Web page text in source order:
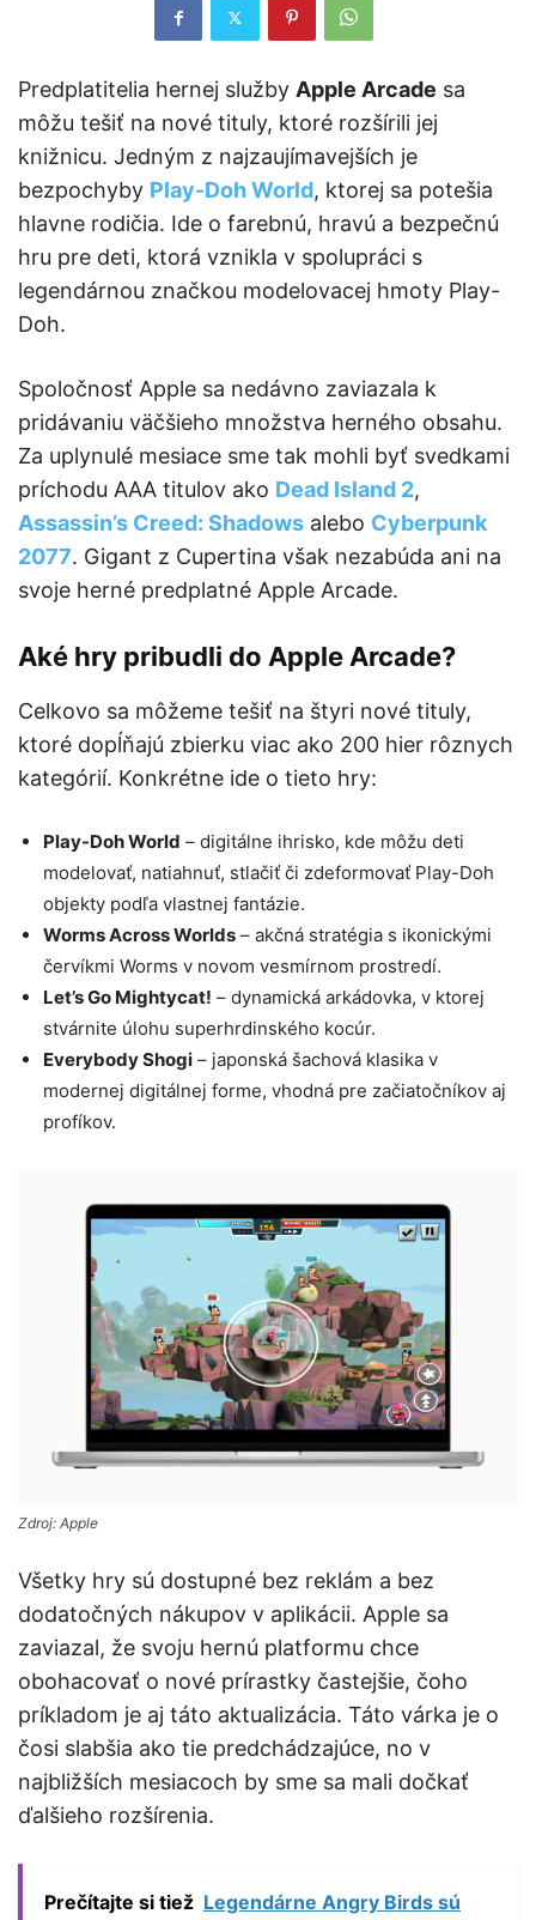
Predplatitelia hernej služby Apple Arcade sa
môžu tešiť na nové tituly, ktoré rozšírili jej
knižnicu. Jedným z najzaujímavejších je
bezpochyby Play-Doh World, ktorej sa potešia
hlavne rodičia. Ide o farebnú, hravú a bezpečnú
hru pre deti, ktorá vznikla v spolupráci s
legendárnou značkou modelovacej hmoty Play-
Doh.
Spoločnosť Apple sa nedávno zaviazala k
pridávaniu väčšieho množstva herného obsahu.
Za uplynulé mesiace sme tak mohli byť svedkami
príchodu AAA titulov ako Dead Island 2,
Assassin’s Creed: Shadows alebo Cyberpunk
2077. Gigant z Cupertina však nezabúda ani na
svoje herné predplatné Apple Arcade.
Aké hry pribudli do Apple Arcade?
Celkovo sa môžeme tešiť na štyri nové tituly,
ktoré dopĺňajú zbierku viac ako 200 hier rôznych
kategórií. Konkrétne ide o tieto hry:
Play-Doh World – digitálne ihrisko, kde môžu deti
modelovať, natiahnuť, stlačiť či zdeformovať Play-Doh
objekty podľa vlastnej fantázie.
Worms Across Worlds – akčná stratégia s ikonickými
červíkmi Worms v novom vesmírnom prostredí.
Let’s Go Mightycat! – dynamická arkádovka, v ktorej
stvárnite úlohu superhrdinského kocúr.
Everybody Shogi – japonská šachová klasika v
modernej digitálnej forme, vhodná pre začiatočníkov aj
profíkov.
Zdroj: Apple
Všetky hry sú dostupné bez reklám a bez
dodatočných nákupov v aplikácii. Apple sa
zaviazal, že svoju hernú platformu chce
obohacovať o nové prírastky častejšie, čoho
príkladom je aj táto aktualizácia. Táto várka je o
čosi slabšia ako tie predchádzajúce, no v
najbližších mesiacoch by sme sa mali dočkať
ďalšieho rozšírenia.
Prečítajte si tiež Legendárne Angry Birds sú